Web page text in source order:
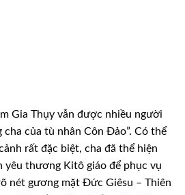
Gia Thụy vẫn được nhiều người
cha của tù nhân Côn Ðảo”. Có thể
rất đặc biệt, cha đã thể hiện
thương Kitô giáo để phục vụ
nét gương mặt Ðức Giêsu – Thiên